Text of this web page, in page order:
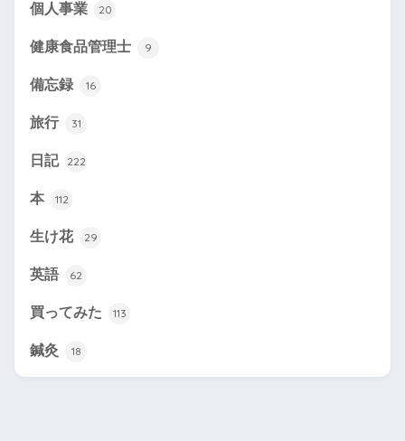
個人事業 20
健康食品管理士 9
備忘録 16
旅行 31
日記 222
本 112
生け花 29
英語 62
買ってみた 113
鍼灸 18